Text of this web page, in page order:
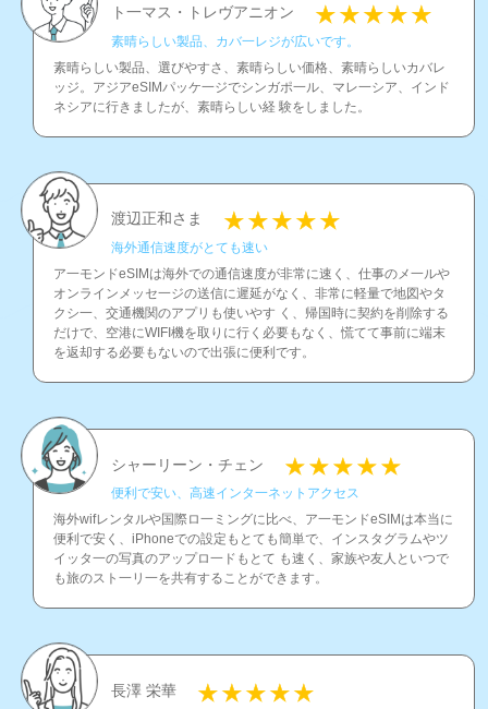
ト一マス・トレヴアニオン
素晴らしい製品、カバ一レジが広いです。
素晴らしい製品、選びやすさ、素晴らしい価格、素晴らしいカバレ
ッジ。アジアeSIMパッケ一ジでシンガポ一ル、マレ一シア、インド
ネシアに行きましたが、素晴らしい経 験をしました。
渡辺正和さま
海外通信速度がとても速い
ア一モンドeSIMは海外での通信速度が非常に速く、仕事のメ一ルや
オンラインメッセ一ジの送信に遲延がなく、非常に軽量で地図やタ
クシ一、交通機関のアプリも使いやす く、帰国時に契約を削除する
だけで、空港にWIFI機を取りに行く必要もなく、慌てて事前に端末
を返却する必要もないので出張に便利です。
シャーリーン・チェン
便利で安い、高速インタ一ネットアクセス
海外wifレンタルや国際ロ一ミングに比べ、ア一モンドeSIMは本当に
便利で安く、iPhoneでの設定もとても簡単で、インスタグラムやツ
イッタ一の写真のアップロ一ドもとて も速く、家族や友人といつで
も旅のスト一リ一を共有することができます。
長澤 栄華